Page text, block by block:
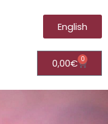
English
0,00€ 0